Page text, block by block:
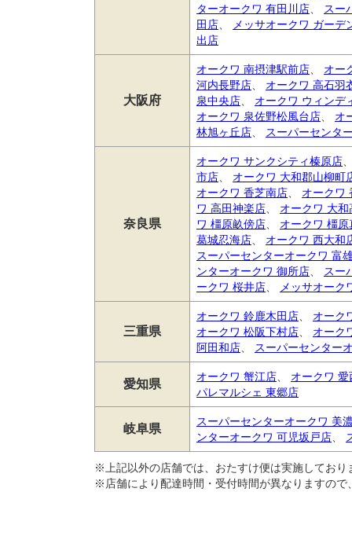
ターオークワ 有田川店
スー
田店
メッサオークワ ガーデ
出店
大阪府
オークワ 南摂津駅前店
オー
河内長野店
オークワ 高石羽
泉中央店
オークワ ウィンデ
オークワ 泉佐野松風台店
オ
林旭ヶ丘店
スーパーセンタ
奈良県
オークワ サンクシティ榛原店
市店
オークワ 大和郡山柳町
オークワ 香芝南店
オークワ
ワ 高田神楽店
オークワ 大和
ワ 橿原畝傍店
オークワ 橿原
葛城忍海店
オークワ 西大和
スーパーセンターオークワ 富
ンターオークワ 御所店
スー
ークワ 桜井店
メッサオーク
三重県
オークワ 鈴鹿木田店
オーク
オークワ 松阪下村店
オーク
阿田和店
スーパーセンター
愛知県
オークワ 蟹江店
オークワ
パレマルシェ 東郷店
岐阜県
スーパーセンターオークワ 美
ンターオークワ 可児坂戸店
※上記以外の店舗では、おたすけ便は実施しており
※店舗により配達時間・受付時間が異なりますの